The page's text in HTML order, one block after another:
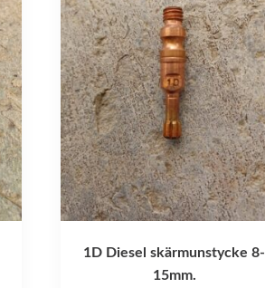
1D Diesel skärmunstycke 8-
15mm.